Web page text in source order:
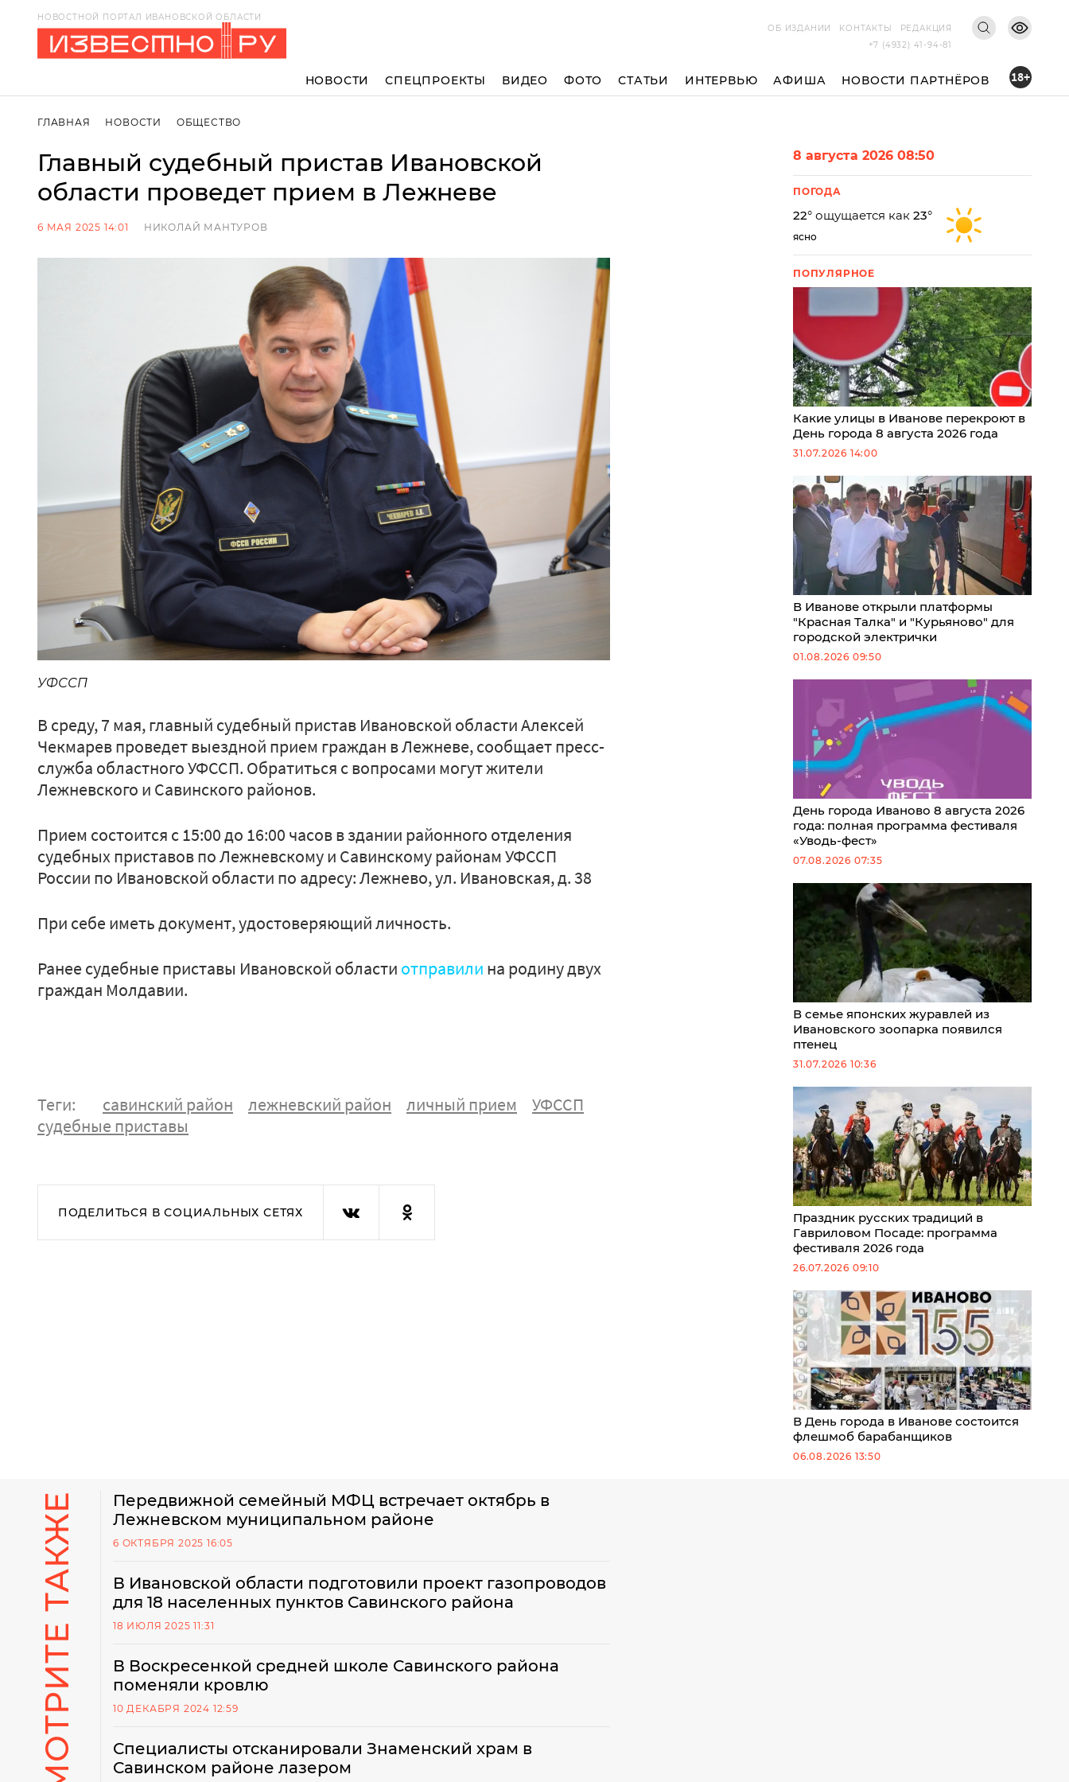
НОВОСТНОЙ ПОРТАЛ ИВАНОВСКОЙ ОБЛАСТИ
ОБ ИЗДАНИИ
КОНТАКТЫ
РЕДАКЦИЯ
+7 (4932) 41-94-81
НОВОСТИ СПЕЦПРОЕКТЫ ВИДЕО ФОТО СТАТЬИ ИНТЕРВЬЮ АФИША НОВОСТИ ПАРТНЁРОВ 18+
ГЛАВНАЯ НОВОСТИ ОБЩЕСТВО
Главный судебный пристав Ивановской
области проведет прием в Лежневе
6 МАЯ 2025 14:01 НИКОЛАЙ МАНТУРОВ
УФССП
В среду, 7 мая, главный судебный пристав Ивановской области Алексей
Чекмарев проведет выездной прием граждан в Лежневе, сообщает пресс-
служба областного УФССП. Обратиться с вопросами могут жители
Лежневского и Савинского районов.
Прием состоится с 15:00 до 16:00 часов в здании районного отделения
судебных приставов по Лежневскому и Савинскому районам УФССП
России по Ивановской области по адресу: Лежнево, ул. Ивановская, д. 38
При себе иметь документ, удостоверяющий личность.
Ранее судебные приставы Ивановской области отправили на родину двух
граждан Молдавии.
Теги: савинский район лежневский район личный прием
УФССП
судебные приставы
ПОДЕЛИТЬСЯ В СОЦИАЛЬНЫХ СЕТЯХ
8 августа 2026 08:50
ПОГОДА
22° ощущается как 23°
ясно
ПОПУЛЯРНОЕ
Какие улицы в Иванове перекроют в
День города 8 августа 2026 года
31.07.2026 14:00
В Иванове открыли платформы
"Красная Талка" и "Курьяново" для
городской электрички
01.08.2026 09:50
День города Иваново 8 августа 2026
года: полная программа фестиваля
«Уводь-фест»
07.08.2026 07:35
В семье японских журавлей из
Ивановского зоопарка появился
птенец
31.07.2026 10:36
Праздник русских традиций в
Гавриловом Посаде: программа
фестиваля 2026 года
26.07.2026 09:10
В День города в Иванове состоится
флешмоб барабанщиков
06.08.2026 13:50
СМОТРИТЕ ТАКЖЕ
Передвижной семейный МФЦ встречает октябрь в
Лежневском муниципальном районе
6 ОКТЯБРЯ 2025 16:05
В Ивановской области подготовили проект газопроводов
для 18 населенных пунктов Савинского района
18 ИЮЛЯ 2025 11:31
В Воскресенкой средней школе Савинского района
поменяли кровлю
10 ДЕКАБРЯ 2024 12:59
Специалисты отсканировали Знаменский храм в
Савинском районе лазером